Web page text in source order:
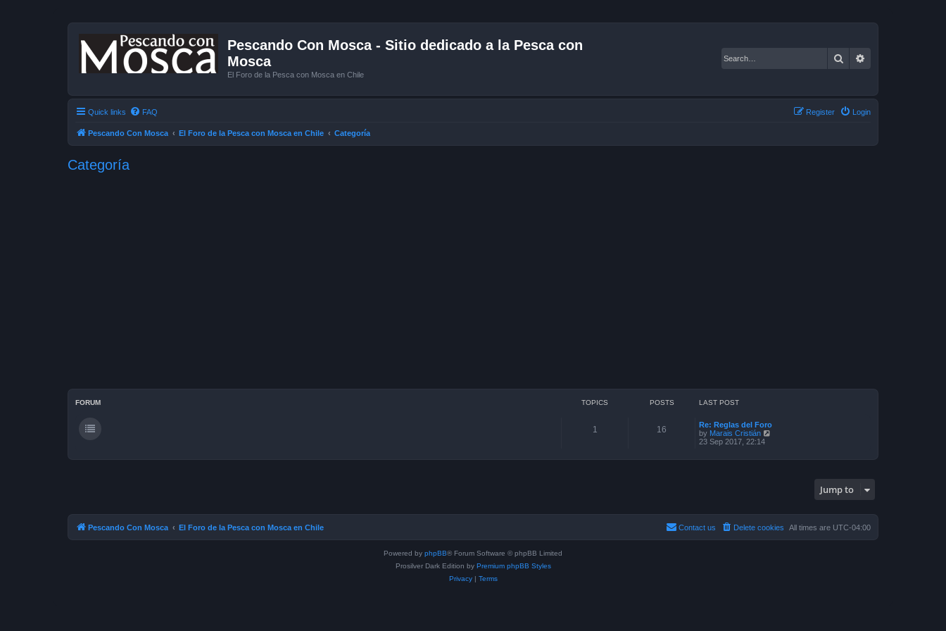
Pescando Con Mosca - Sitio dedicado a la Pesca con
Mosca
El Foro de la Pesca con Mosca en Chile
Search
Quick links FAQ Login
Register
Pescando Con Mosca El Foro de la Pesca con Mosca en Chile Categoría
Categoría
FORUM TOPICS POSTS LAST POST
1 16
Re: Reglas del Foro
by Marais Cristián
e
s
p
23 Sep 2017, 22:14
Jump to
Pescando Con Mosca El Foro de la Pesca con Mosca en Chile All times are UTC-04:00
Delete cookies
Contact us
Powered by phpBB® Forum Software © phpBB Limited
Prosilver Dark Edition by Premium phpBB Styles
Privacy| Terms